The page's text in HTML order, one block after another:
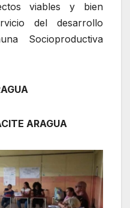
viables y bien
del desarrollo
Socioproductiva
ARAGUA